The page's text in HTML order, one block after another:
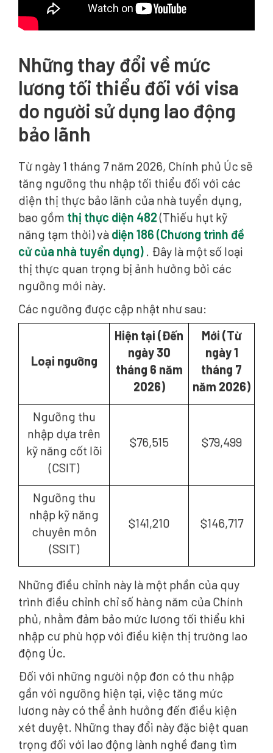
Những thay đổi về mức
lương tối thiểu đối với visa
do người sử dụng lao động
bảo lãnh
Từ ngày 1 tháng 7 năm 2026, Chính phủ Úc sẽ
tăng ngưỡng thu nhập tối thiểu đối với các
diện thị thực bảo lãnh của nhà tuyển dụng,
bao gồm thị thực diện 482(Thiếu hụt kỹ
năng tạm thời) và diện 186 (Chương trình đề
cử của nhà tuyển dụng). Đây là một số loại
thị thực quan trọng bị ảnh hưởng bởi các
ngưỡng mới này.
Các ngưỡng được cập nhật như sau:
Loại ngưỡng
Hiện tại (Đến
ngày 30
tháng 6 năm
2026)
Mới (Từ
ngày 1
tháng 7
năm 2026)
Ngưỡng thu
nhập dựa trên
kỹ năng cốt lõi
(CSIT)
$76,515 $79,499
Ngưỡng thu
nhập kỹ năng
chuyên môn
(SSIT)
$141,210 $146,717
Những điều chỉnh này là một phần của quy
trình điều chỉnh chỉ số hàng năm của Chính
phủ, nhằm đảm bảo mức lương tối thiểu khi
nhập cư phù hợp với điều kiện thị trường lao
động Úc.
Đối với những người nộp đơn có thu nhập
gần với ngưỡng hiện tại, việc tăng mức
lương này có thể ảnh hưởng đến điều kiện
xét duyệt. Những thay đổi này đặc biệt quan
trọng đối với lao động lành nghề đang tìm